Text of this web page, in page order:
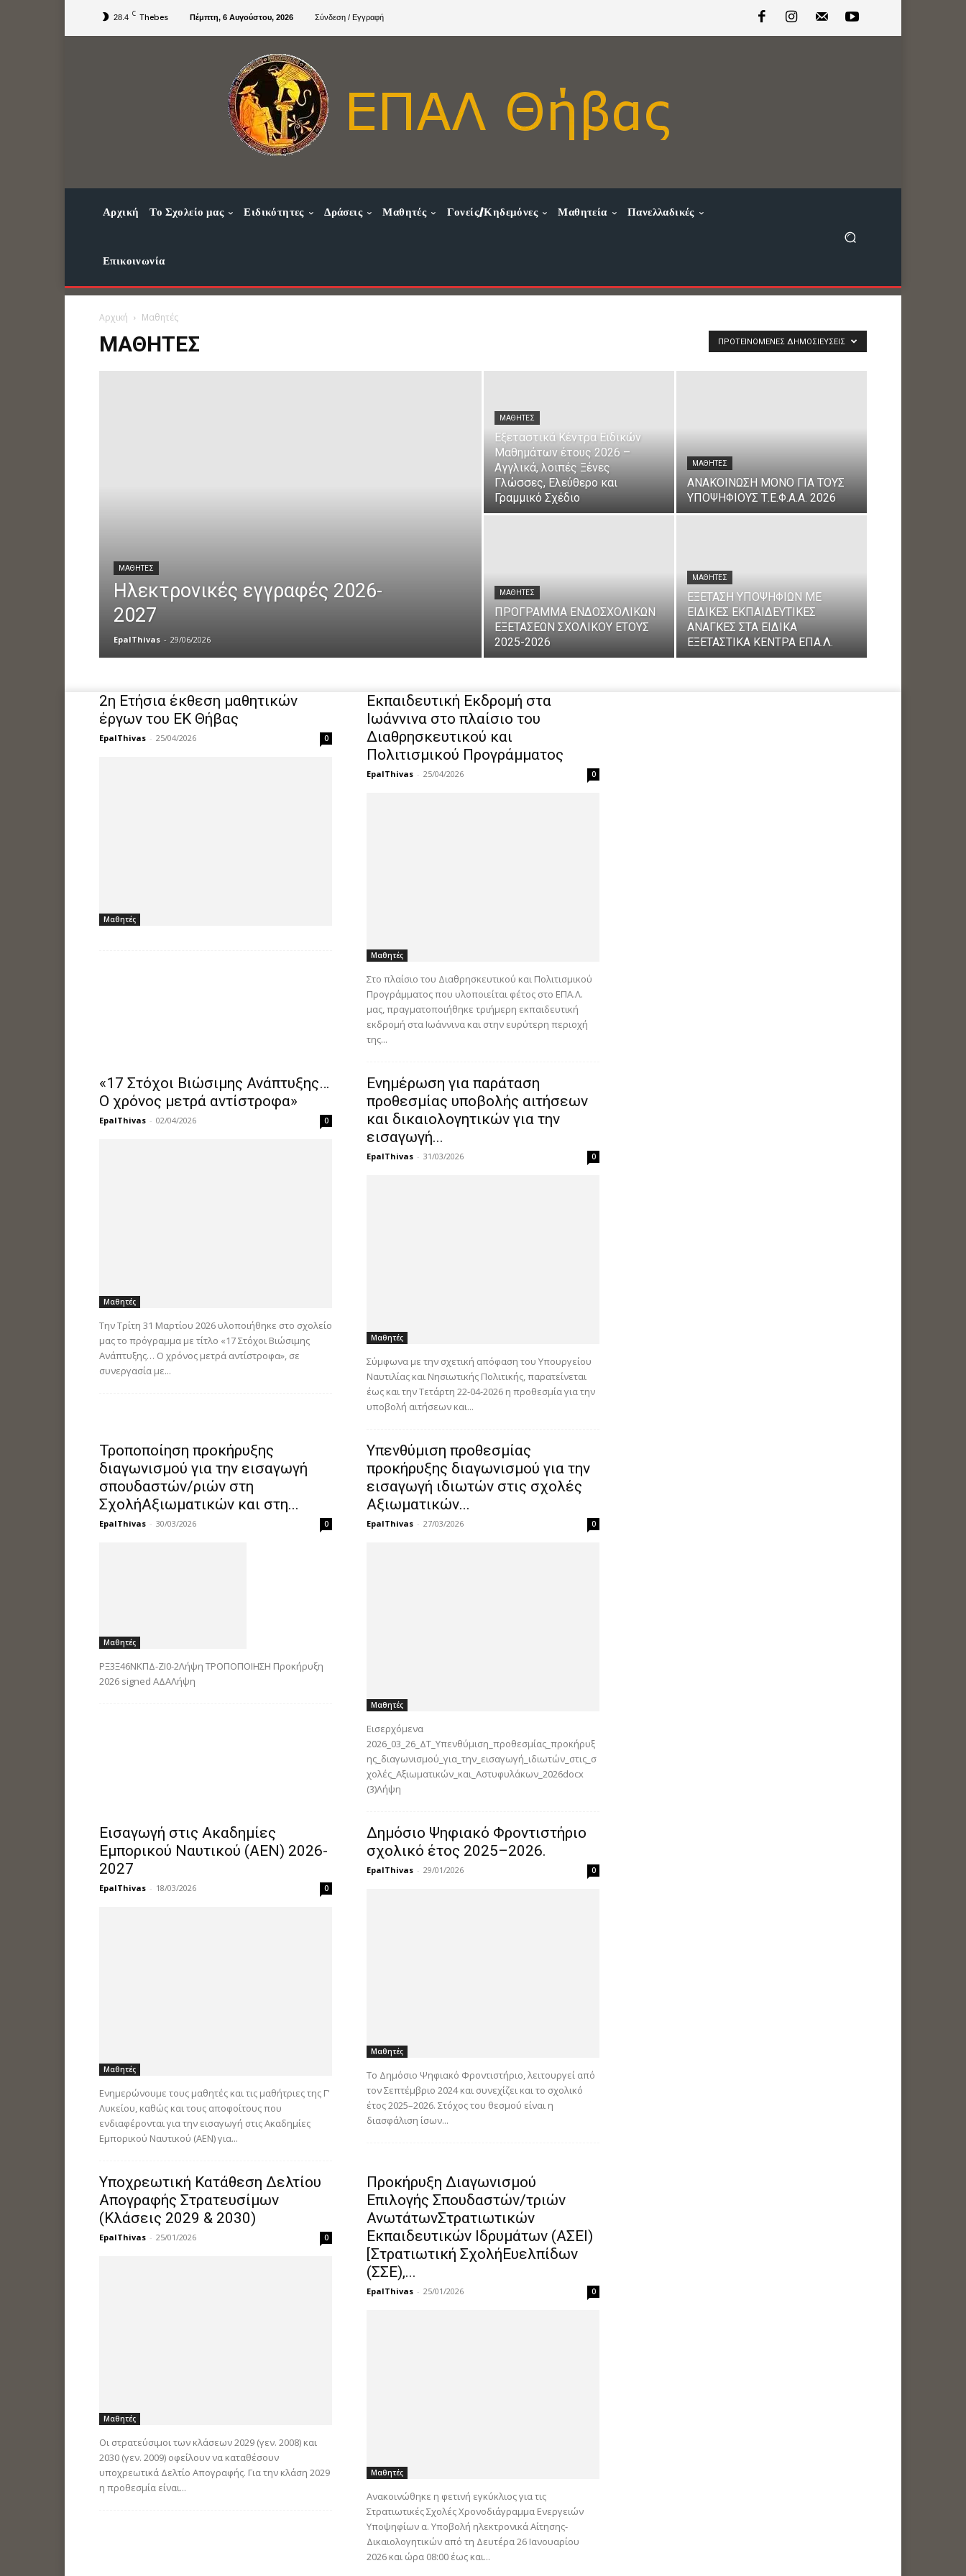
28.4 C Thebes Πέμπτη, 6 Αυγούστου, 2026 Σύνδεση / Εγγραφή
Αρχική Το Σχολείο μας Ειδικότητες Δράσεις Μαθητές Γονείς/Κηδεμόνες Μαθητεία Πανελλαδικές
Επικοινωνία
Αρχική Μαθητές
ΜΑΘΗΤΈΣ ΠΡΟΤΕΙΝΌΜΕΝΕΣ ΔΗΜΟΣΙΕΎΣΕΙΣ
ΜΑΘΗΤΈΣ
Ηλεκτρονικές εγγραφές 2026-
2027
EpalThivas - 29/06/2026
ΜΑΘΗΤΈΣ
Εξεταστικά Κέντρα Ειδικών
Μαθημάτων έτους 2026 –
Αγγλικά, λοιπές Ξένες
Γλώσσες, Ελεύθερο και
Γραμμικό Σχέδιο
ΜΑΘΗΤΈΣ
ΑΝΑΚΟΙΝΩΣΗ ΜΟΝΟ ΓΙΑ ΤΟΥΣ
ΥΠΟΨΗΦΙΟΥΣ Τ.Ε.Φ.Α.Α. 2026
ΜΑΘΗΤΈΣ
ΠΡΟΓΡΑΜΜΑ ΕΝΔΟΣΧΟΛΙΚΩΝ
ΕΞΕΤΑΣΕΩΝ ΣΧΟΛΙΚΟΥ ΕΤΟΥΣ
2025-2026
ΜΑΘΗΤΈΣ
ΕΞΕΤΑΣΗ ΥΠΟΨΗΦΙΩΝ ΜΕ
ΕΙΔΙΚΕΣ ΕΚΠΑΙΔΕΥΤΙΚΕΣ
ΑΝΑΓΚΕΣ ΣΤΑ ΕΙΔΙΚΑ
ΕΞΕΤΑΣΤΙΚΑ ΚΕΝΤΡΑ ΕΠΑ.Λ.
2η Ετήσια έκθεση μαθητικών
έργων του ΕΚ Θήβας
EpalThivas - 25/04/2026 0
Μαθητές
Εκπαιδευτική Εκδρομή στα
Ιωάννινα στο πλαίσιο του
Διαθρησκευτικού και
Πολιτισμικού Προγράμματος
EpalThivas - 25/04/2026 0
Μαθητές
Στο πλαίσιο του Διαθρησκευτικού και Πολιτισμικού
Προγράμματος που υλοποιείται φέτος στο ΕΠΑ.Λ.
μας, πραγματοποιήθηκε τριήμερη εκπαιδευτική
εκδρομή στα Ιωάννινα και στην ευρύτερη περιοχή
της...
«17 Στόχοι Βιώσιμης Ανάπτυξης…
Ο χρόνος μετρά αντίστροφα»
EpalThivas - 02/04/2026 0
Μαθητές
Την Τρίτη 31 Μαρτίου 2026 υλοποιήθηκε στο σχολείο
μας το πρόγραμμα με τίτλο «17 Στόχοι Βιώσιμης
Ανάπτυξης… Ο χρόνος μετρά αντίστροφα», σε
συνεργασία με...
Ενημέρωση για παράταση
προθεσμίας υποβολής αιτήσεων
και δικαιολογητικών για την
εισαγωγή...
EpalThivas - 31/03/2026 0
Μαθητές
Σύμφωνα με την σχετική απόφαση του Υπουργείου
Ναυτιλίας και Νησιωτικής Πολιτικής, παρατείνεται
έως και την Τετάρτη 22-04-2026 η προθεσμία για την
υποβολή αιτήσεων και...
Τροποποίηση προκήρυξης
διαγωνισμού για την εισαγωγή
σπουδαστών/ριών στη
ΣχολήΑξιωματικών και στη...
EpalThivas - 30/03/2026 0
Μαθητές
ΡΞ3Ξ46ΝΚΠΔ-ΖΙ0-2Λήψη ΤΡΟΠΟΠΟΙΗΣΗ Προκήρυξη
2026 signed ΑΔΑΛήψη
Υπενθύμιση προθεσμίας
προκήρυξης διαγωνισμού για την
εισαγωγή ιδιωτών στις σχολές
Αξιωματικών...
EpalThivas - 27/03/2026 0
Μαθητές
Εισερχόμενα
2026_03_26_ΔΤ_Υπενθύμιση_προθεσμίας_προκήρυξ
ης_διαγωνισμού_για_την_εισαγωγή_ιδιωτών_στις_σ
χολές_Αξιωματικών_και_Αστυφυλάκων_2026docx
(3)Λήψη
Εισαγωγή στις Ακαδημίες
Εμπορικού Ναυτικού (ΑΕΝ) 2026-
2027
EpalThivas - 18/03/2026 0
Μαθητές
Ενημερώνουμε τους μαθητές και τις μαθήτριες της Γ'
Λυκείου, καθώς και τους αποφοίτους που
ενδιαφέρονται για την εισαγωγή στις Ακαδημίες
Εμπορικού Ναυτικού (ΑΕΝ) για...
Δημόσιο Ψηφιακό Φροντιστήριο
σχολικό έτος 2025–2026.
EpalThivas - 29/01/2026 0
Μαθητές
Το Δημόσιο Ψηφιακό Φροντιστήριο, λειτουργεί από
τον Σεπτέμβριο 2024 και συνεχίζει και το σχολικό
έτος 2025–2026. Στόχος του θεσμού είναι η
διασφάλιση ίσων...
Υποχρεωτική Κατάθεση Δελτίου
Απογραφής Στρατευσίμων
(Κλάσεις 2029 & 2030)
EpalThivas - 25/01/2026 0
Μαθητές
Οι στρατεύσιμοι των κλάσεων 2029 (γεν. 2008) και
2030 (γεν. 2009) οφείλουν να καταθέσουν
υποχρεωτικά Δελτίο Απογραφής. Για την κλάση 2029
η προθεσμία είναι...
Προκήρυξη Διαγωνισμού
Επιλογής Σπουδαστών/τριών
ΑνωτάτωνΣτρατιωτικών
Εκπαιδευτικών Ιδρυμάτων (ΑΣΕΙ)
[Στρατιωτική ΣχολήΕυελπίδων
(ΣΣΕ),...
EpalThivas - 25/01/2026 0
Μαθητές
Ανακοινώθηκε η φετινή εγκύκλιος για τις
Στρατιωτικές Σχολές Χρονοδιάγραμμα Ενεργειών
Υποψηφίων α. Υποβολή ηλεκτρονικά Αίτησης-
Δικαιολογητικών από τη Δευτέρα 26 Ιανουαρίου
2026 και ώρα 08:00 έως και...